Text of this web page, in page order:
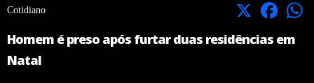
Cotidiano X Facebook
Homem é preso após furtar duas residências em
Natal